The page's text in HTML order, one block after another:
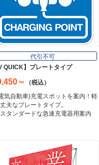
看板照明
Lighting Equipment
トラスコ中山
Trusco Nakayama
代引不可
QUICK】プレートタイプ
～
（税込）
気自動車)充電スポットを案内！軽
夫なプレートタイプ。
タンダードな急速充電器用案内